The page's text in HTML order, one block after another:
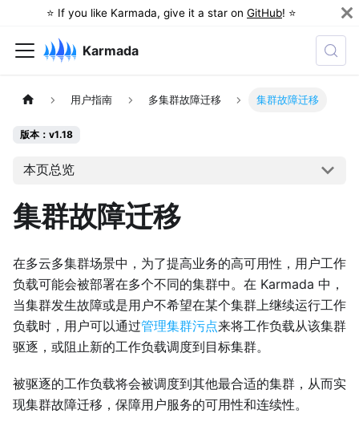
⭐️ If you like Karmada, give it a star on GitHub! ⭐️
Karmada
用户指南 多集群故障迁移 集群故障迁移
版本：v1.18
本页总览
集群故障迁移
在多云多集群场景中，为了提高业务的高可用性，用户工作
负载可能会被部署在多个不同的集群中。在 Karmada 中，
当集群发生故障或是用户不希望在某个集群上继续运行工作
负载时，用户可以通过管理集群污点来将工作负载从该集群
驱逐，或阻止新的工作负载调度到目标集群。
被驱逐的工作负载将会被调度到其他最合适的集群，从而实
现集群故障迁移，保障用户服务的可用性和连续性。